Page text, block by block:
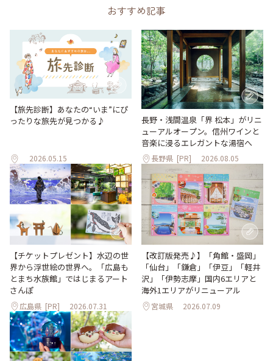
おすすめ記事
【旅先診断】あなたの“いま”にぴ
ったりな旅先が見つかる♪
2026.05.15
長野・浅間温泉「界 松本」がリニ
ューアルオープン。信州ワインと
音楽に浸るエレガントな湯宿へ
長野県 [PR] 2026.08.05
【チケットプレゼント】水辺の世
界から浮世絵の世界へ。「広島も
とまち水族館」ではじまるアート
さんぽ
広島県 [PR] 2026.07.31
【改訂版発売♪】「角館・盛岡」
「仙台」「鎌倉」「伊豆」「軽井
沢」「伊勢志摩」国内6エリアと
海外1エリアがリニューアル
宮城県 2026.07.09